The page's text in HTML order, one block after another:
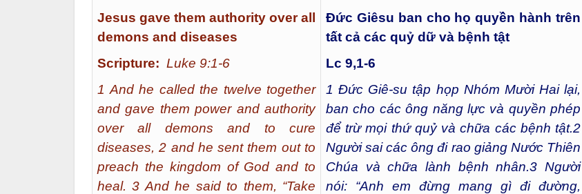
Jesus gave them authority over all
demons and diseases
Scripture: Luke 9:1-6
1 And he called the twelve together
and gave them power and authority
over all demons and to cure
diseases, 2 and he sent them out to
preach the kingdom of God and to
heal. 3 And he said to them, “Take
Đức Giêsu ban cho họ quyền hành trên
tất cả các quỷ dữ và bệnh tật
Lc 9,1-6
1 Đức Giê-su tập họp Nhóm Mười Hai lại,
ban cho các ông năng lực và quyền phép
để trừ mọi thứ quỷ và chữa các bệnh tật.2
Người sai các ông đi rao giảng Nước Thiên
Chúa và chữa lành bệnh nhân.3 Người
nói: “Anh em đừng mang gì đi đường,